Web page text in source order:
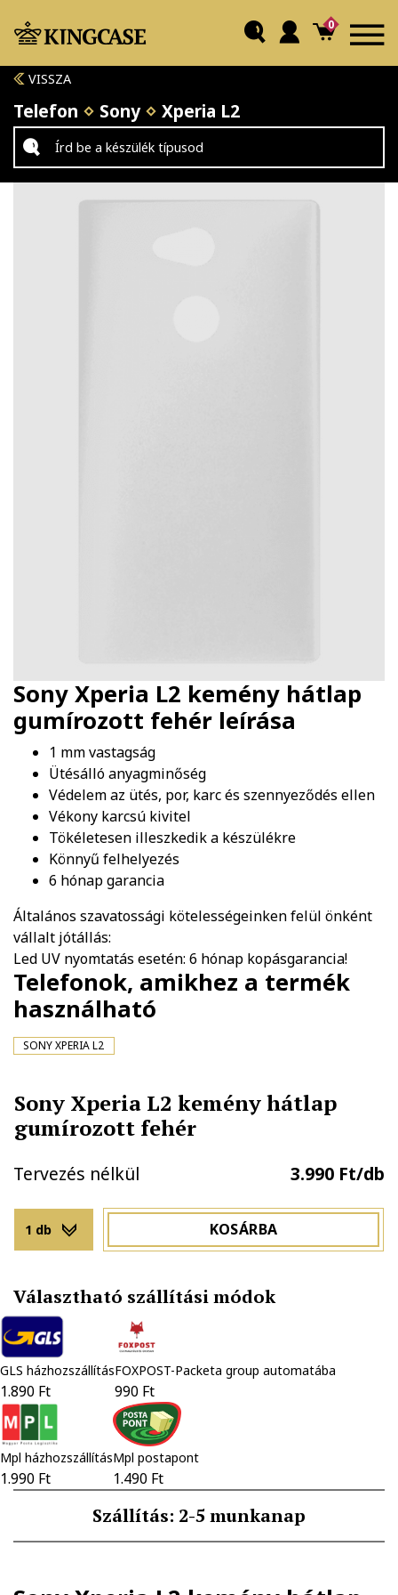
0
VISSZA
Telefon Sony Xperia L2
Sony Xperia L2 kemény hátlap
gumírozott fehér leírása
1 mm vastagság
Ütésálló anyagminőség
Védelem az ütés, por, karc és szennyeződés ellen
Vékony karcsú kivitel
Tökéletesen illeszkedik a készülékre
Könnyű felhelyezés
6 hónap garancia
Általános szavatossági kötelességeinken felül önként
vállalt jótállás:
Led UV nyomtatás esetén: 6 hónap kopásgarancia!
Telefonok, amikhez a termék
használható
SONY XPERIA L2
Sony Xperia L2 kemény hátlap
gumírozott fehér
Tervezés nélkül 3.990 Ft/db
1 db KOSÁRBA
Választható szállítási módok
GLS házhozszállítás
1.890 Ft
FOXPOST-Packeta group automatába
990 Ft
Mpl házhozszállítás
1.990 Ft
Mpl postapont
1.490 Ft
Szállítás: 2-5 munkanap